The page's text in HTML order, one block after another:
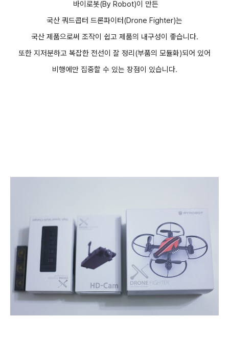
바이로봇(By Robot)이 만든
국산 쿼드콥터 드론파이터(Drone Fighter)는
국산 제품으로써 조작이 쉽고 제품의 내구성이 좋습니다.
또한 지저분하고 복잡한 전선이 잘 정리(부품의 모듈화)되어 있어
비행에만 집중할 수 있는 장점이 있습니다.